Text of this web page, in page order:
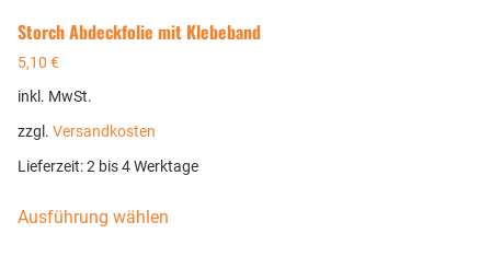
Storch Abdeckfolie mit Klebeband
5,10 €
inkl. MwSt.
zzgl. Versandkosten
Lieferzeit:2 bis 4 Werktage
Ausführung wählen